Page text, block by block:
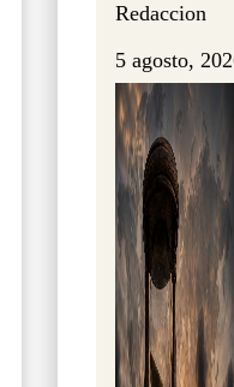
Redaccion
5 agosto,